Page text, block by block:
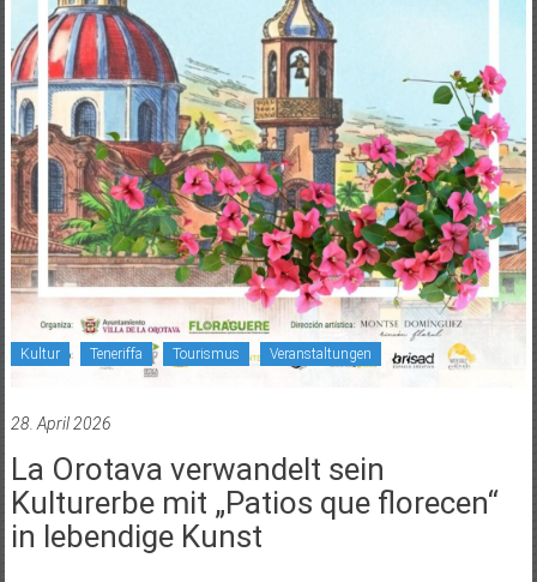
Kultur Teneriffa Tourismus Veranstaltungen
28. April 2026
La Orotava verwandelt sein
Kulturerbe mit „Patios que florecen“
in lebendige Kunst